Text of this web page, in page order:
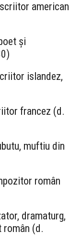
american
și
islandez,
francez (d.
muftiu din
român
dramaturg,
(d.